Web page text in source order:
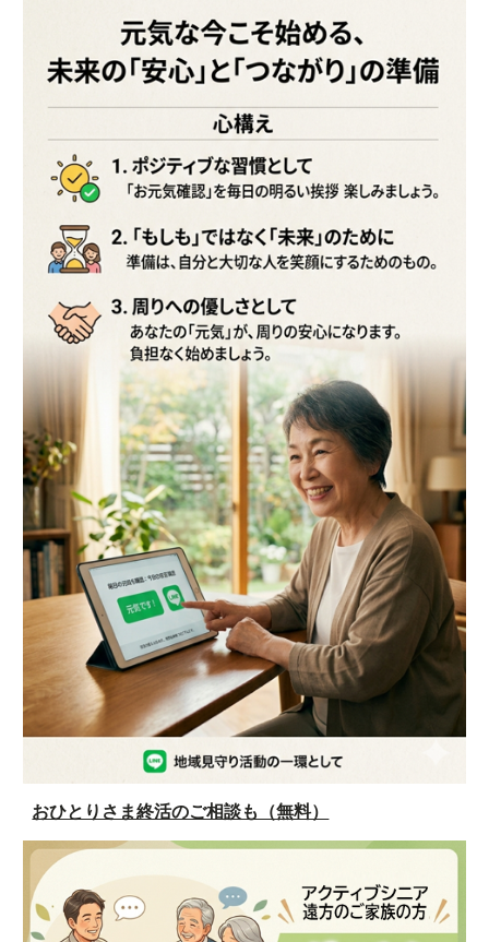
おひとりさま終活のご相談も（無料）